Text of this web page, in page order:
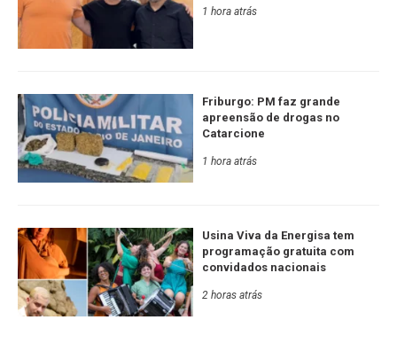
1 hora atrás
Friburgo: PM faz grande
apreensão de drogas no
Catarcione
1 hora atrás
Usina Viva da Energisa tem
programação gratuita com
convidados nacionais
2 horas atrás